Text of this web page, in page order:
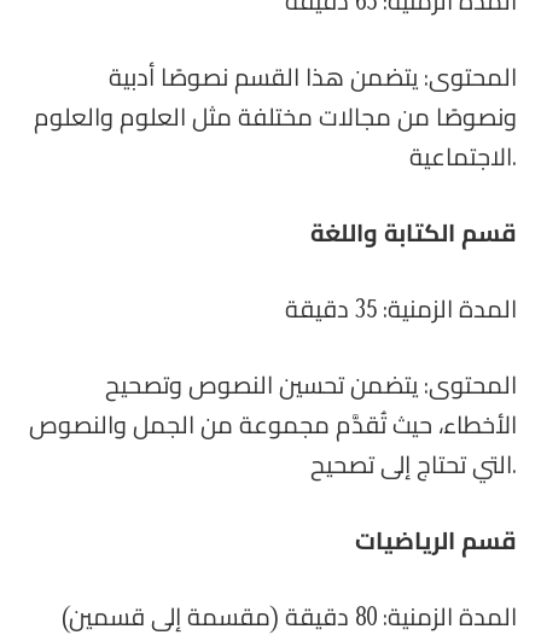
ونصوصًا من مجالات مختلفة مثل العلوم والعلوم
الاجتماعية.
قسم الكتابة واللغة
المدة الزمنية: 35 دقيقة
الأخطاء، حيث تُقدَّم مجموعة من الجمل والنصوص
التي تحتاج إلى تصحيح.
قسم الرياضيات
المدة الزمنية: 80 دقيقة (مقسمة إلى قسمين)